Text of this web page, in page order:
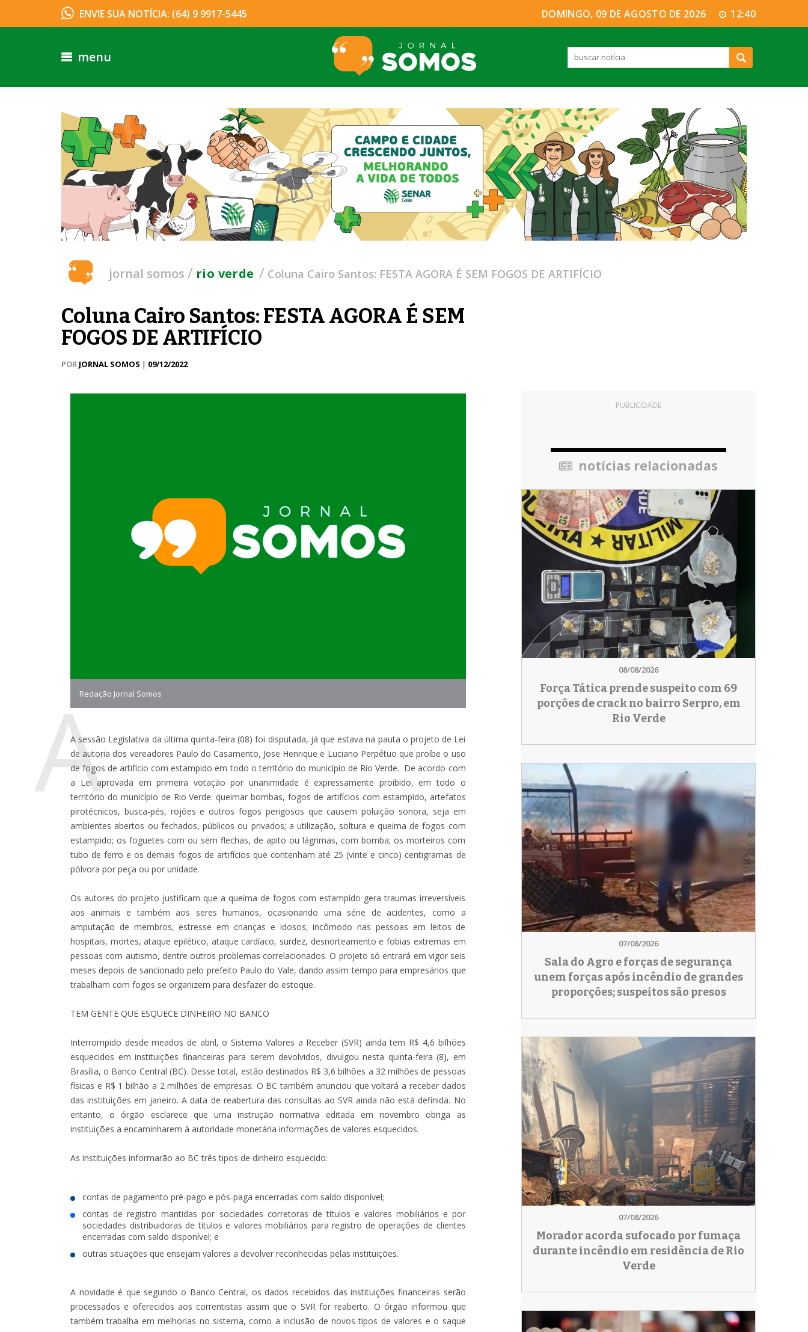
ENVIE SUA NOTÍCIA: (64) 9 9917-5445 DOMINGO, 09 DE AGOSTO DE 2026 12:40
menu
jornal somos / rio verde / Coluna Cairo Santos: FESTA AGORA É SEM FOGOS DE ARTIFÍCIO
Coluna Cairo Santos: FESTA AGORA É SEM
FOGOS DE ARTIFÍCIO
POR JORNAL SOMOS | 09/12/2022
Redação Jornal Somos
A
A sessão Legislativa da última quinta-feira (08) foi disputada, já que estava na pauta o projeto de Lei
de autoria dos vereadores Paulo do Casamento, Jose Henrique e Luciano Perpétuo que proíbe o uso
de fogos de artifício com estampido em todo o território do município de Rio Verde. De acordo com
a Lei aprovada em primeira votação por unanimidade é expressamente proibido, em todo o
território do município de Rio Verde: queimar bombas, fogos de artifícios com estampido, artefatos
pirotécnicos, busca-pés, rojões e outros fogos perigosos que causem poluição sonora, seja em
ambientes abertos ou fechados, públicos ou privados; a utilização, soltura e queima de fogos com
estampido; os foguetes com ou sem flechas, de apito ou lágrimas, com bomba; os morteiros com
tubo de ferro e os demais fogos de artifícios que contenham até 25 (vinte e cinco) centigramas de
pólvora por peça ou por unidade.
Os autores do projeto justificam que a queima de fogos com estampido gera traumas irreversíveis
aos animais e também aos seres humanos, ocasionando uma série de acidentes, como a
amputação de membros, estresse em crianças e idosos, incômodo nas pessoas em leitos de
hospitais, mortes, ataque epilético, ataque cardíaco, surdez, desnorteamento e fobias extremas em
pessoas com autismo, dentre outros problemas correlacionados. O projeto só entrará em vigor seis
meses depois de sancionado pelo prefeito Paulo do Vale, dando assim tempo para empresários que
trabalham com fogos se organizem para desfazer do estoque.
TEM GENTE QUE ESQUECE DINHEIRO NO BANCO
Interrompido desde meados de abril, o Sistema Valores a Receber (SVR) ainda tem R$ 4,6 bilhões
esquecidos em instituições financeiras para serem devolvidos, divulgou nesta quinta-feira (8), em
Brasília, o Banco Central (BC). Desse total, estão destinados R$ 3,6 bilhões a 32 milhões de pessoas
físicas e R$ 1 bilhão a 2 milhões de empresas. O BC também anunciou que voltará a receber dados
das instituições em janeiro. A data de reabertura das consultas ao SVR ainda não está definida. No
entanto, o órgão esclarece que uma instrução normativa editada em novembro obriga as
instituições a encaminharem à autoridade monetária informações de valores esquecidos.
As instituições informarão ao BC três tipos de dinheiro esquecido:
contas de pagamento pré-pago e pós-paga encerradas com saldo disponível;
contas de registro mantidas por sociedades corretoras de títulos e valores mobiliários e por
sociedades distribuidoras de títulos e valores mobiliários para registro de operações de clientes
encerradas com saldo disponível; e
outras situações que ensejam valores a devolver reconhecidas pelas instituições.
A novidade é que segundo o Banco Central, os dados recebidos das instituições financeiras serão
processados e oferecidos aos correntistas assim que o SVR for reaberto. O órgão informou que
também trabalha em melhorias no sistema, como a inclusão de novos tipos de valores e o saque
PUBLICIDADE
notícias relacionadas
08/08/2026
Força Tática prende suspeito com 69
porções de crack no bairro Serpro, em
Rio Verde
07/08/2026
Sala do Agro e forças de segurança
unem forças após incêndio de grandes
proporções; suspeitos são presos
07/08/2026
Morador acorda sufocado por fumaça
durante incêndio em residência de Rio
Verde